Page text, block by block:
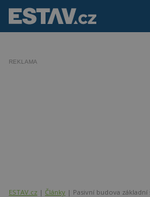
REKLAMA
ESTAV.cz Články Pasivní budova